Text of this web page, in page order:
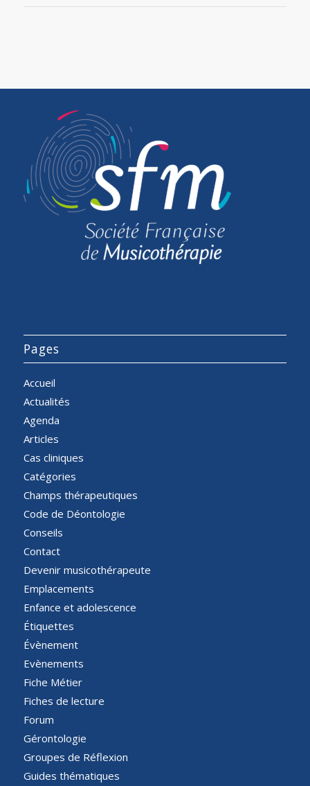
Pages
Accueil
Actualités
Agenda
Articles
Cas cliniques
Catégories
Champs thérapeutiques
Code de Déontologie
Conseils
Contact
Devenir musicothérapeute
Emplacements
Enfance et adolescence
Étiquettes
Évènement
Evènements
Fiche Métier
Fiches de lecture
Forum
Gérontologie
Groupes de Réflexion
Guides thématiques